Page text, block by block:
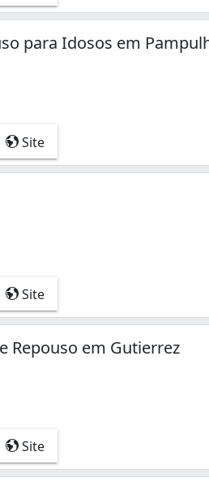
para Idosos em
Site
Site
Repouso em Gutierrez
Site